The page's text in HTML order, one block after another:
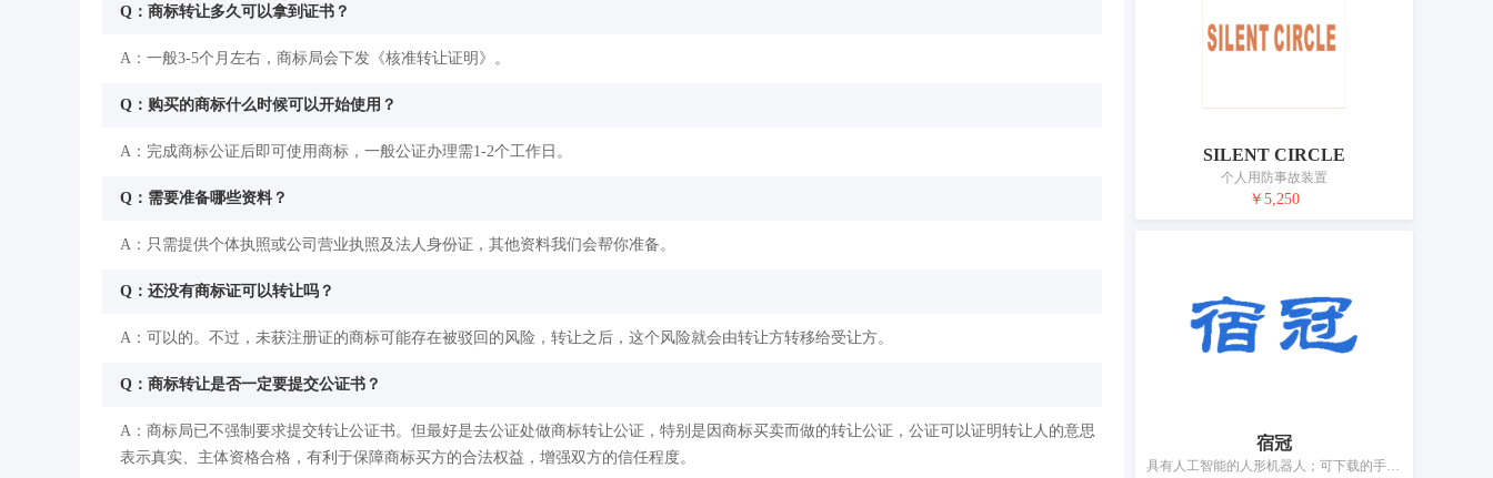
Q：商标转让多久可以拿到证书？
A：一般3-5个月左右，商标局会下发《核准转让证明》。
Q：购买的商标什么时候可以开始使用？
A：完成商标公证后即可使用商标，一般公证办理需1-2个工作日。
Q：需要准备哪些资料？
A：只需提供个体执照或公司营业执照及法人身份证，其他资料我们会帮你准备。
Q：还没有商标证可以转让吗？
A：可以的。不过，未获注册证的商标可能存在被驳回的风险，转让之后，这个风险就会由转让方转移给受让方。
Q：商标转让是否一定要提交公证书？
A：商标局已不强制要求提交转让公证书。但最好是去公证处做商标转让公证，特别是因商标买卖而做的转让公证，公证可以证明转让人的意思
表示真实、主体资格合格，有利于保障商标买方的合法权益，增强双方的信任程度。
SILENT CIRCLE
个人用防事故装置
￥5,250
宿冠
具有人工智能的人形机器人；可下载的手机应用软件；智能卡（集成电路卡）；停车计时器；投币启动设备用机械装置；自动售票机；学习机；带有图书的电子发声装置；望远镜；电子防盗装置